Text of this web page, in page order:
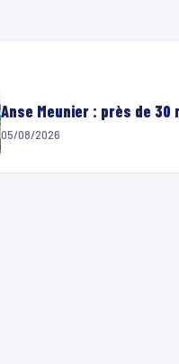
Anse Meunier : près de
05/08/2026